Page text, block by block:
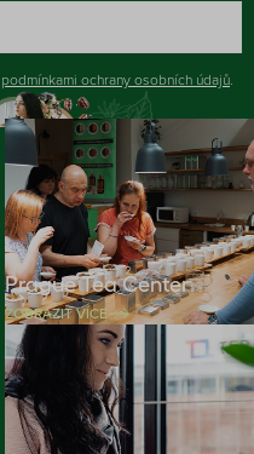
podmínkami ochrany osobních údajů.
Prague Tea Center
ZOBRAZIT VÍCE